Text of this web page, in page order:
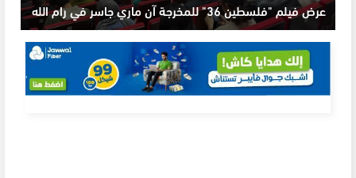
عرض فيلم "فلسطين 36" للمخرجة آن ماري جاسر في رام الله